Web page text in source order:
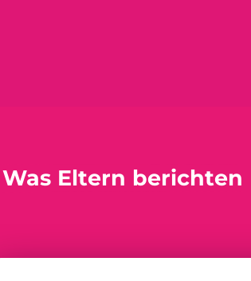
Was Eltern berichten